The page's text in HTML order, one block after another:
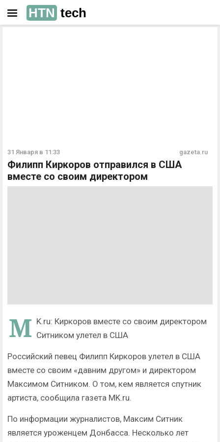
HTN tech
31 Января в 11:33 gazeta.ru
Филипп Киркоров отправился в США
вместе со своим директором
M K.ru: Киркоров вместе со своим директором
Ситником улетел в США
Российский певец Филипп Киркоров улетел в США
вместе со своим «давним другом» и директором
Максимом Ситником. О том, кем является спутник
артиста, сообщила газета MK.ru.
По информации журналистов, Максим Ситник
является уроженцем Донбасса. Несколько лет